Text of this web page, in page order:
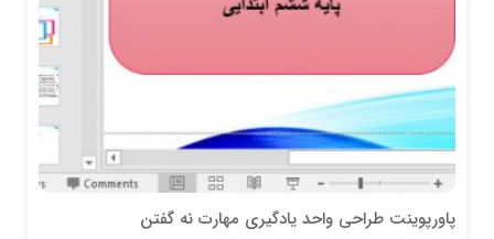
پاورپوینت طراحی واحد یادگیری مهارت نه گفتن